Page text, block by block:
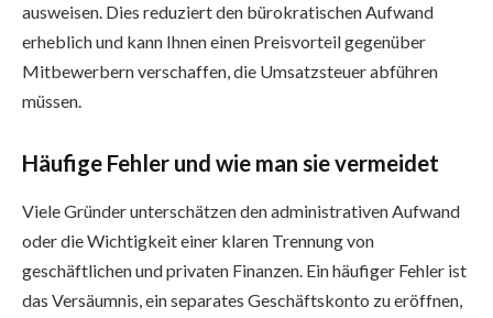
ausweisen. Dies reduziert den bürokratischen Aufwand
erheblich und kann Ihnen einen Preisvorteil gegenüber
Mitbewerbern verschaffen, die Umsatzsteuer abführen
müssen.
Häufige Fehler und wie man sie vermeidet
Viele Gründer unterschätzen den administrativen Aufwand
oder die Wichtigkeit einer klaren Trennung von
geschäftlichen und privaten Finanzen. Ein häufiger Fehler ist
das Versäumnis, ein separates Geschäftskonto zu eröffnen,